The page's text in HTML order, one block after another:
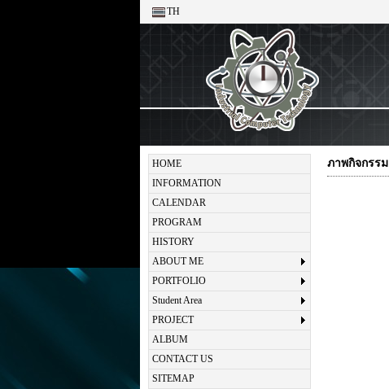
TH
HOME
INFORMATION
CALENDAR
PROGRAM
HISTORY
ABOUT ME
PORTFOLIO
Student Area
PROJECT
ALBUM
CONTACT US
SITEMAP
ภาพกิจกรรม